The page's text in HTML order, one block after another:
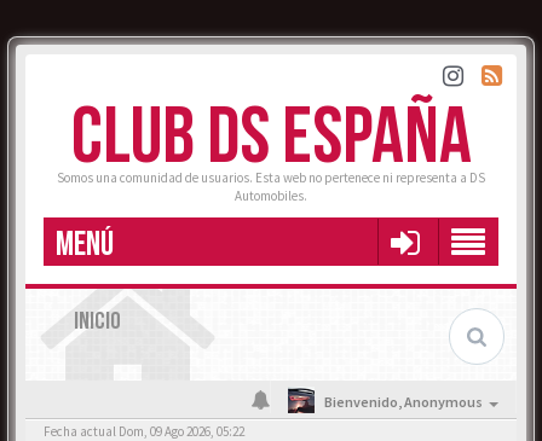
CLUB DS ESPAÑA
Somos una comunidad de usuarios. Esta web no pertenece ni representa a DS
Automobiles.
MENÚ
INICIO
Bienvenido,Anonymous
Fecha actual Dom, 09 Ago 2026, 05:22